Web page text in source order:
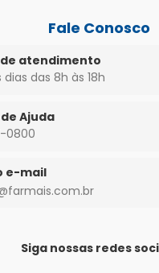
Fale Conosco
atendimento
dias das 8h às 18h
Ajuda
0800
e-mail
Siga nossas redes